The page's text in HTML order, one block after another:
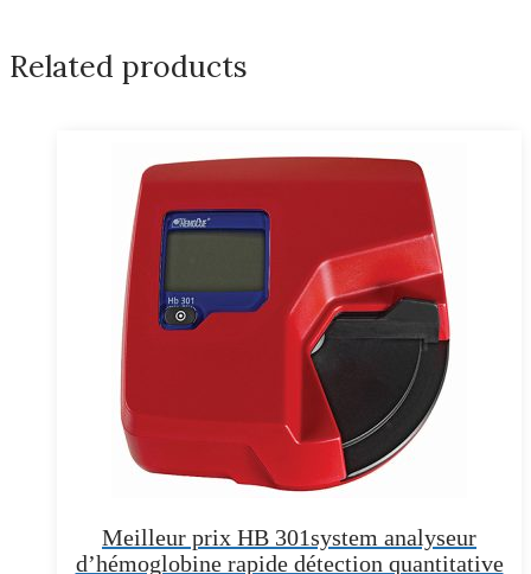
Related products
Meilleur prix HB 301system analyseur
d’hémoglobine rapide détection quantitative